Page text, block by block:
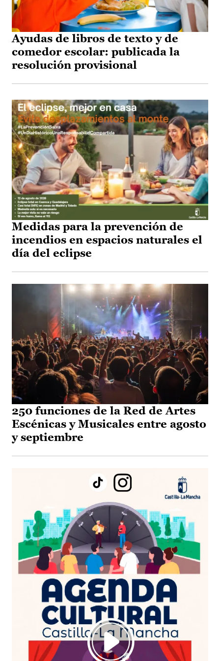
Ayudas de libros de texto y de
comedor escolar: publicada la
resolución provisional
Medidas para la prevención de
incendios en espacios naturales el
día del eclipse
250 funciones de la Red de Artes
Escénicas y Musicales entre agosto
y septiembre